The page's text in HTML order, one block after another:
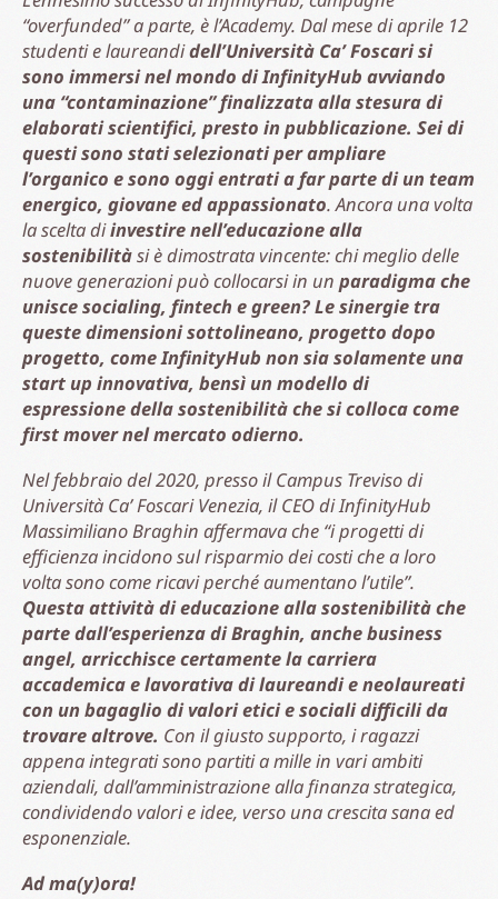
“overfunded” a parte, è l’Academy. Dal mese di aprile 12
studenti e laureandidell’Università Ca’ Foscari si
sono immersi nel mondo di InfinityHub avviando
una “contaminazione” finalizzata alla stesura di
elaborati scientifici, presto in pubblicazione. Sei di
questi sono stati selezionati per ampliare
l’organico e sono oggi entrati a far parte di un team
energico, giovane ed appassionato. Ancora una volta
la scelta diinvestire nell’educazione alla
sostenibilitàsi è dimostrata vincente: chi meglio delle
nuove generazioni può collocarsi in un paradigma che
unisce socialing, fintech e green? Le sinergie tra
queste dimensioni sottolineano, progetto dopo
progetto, come InfinityHub non sia solamente una
start up innovativa, bensì un modello di
espressione della sostenibilità che si colloca come
first mover nel mercato odierno.
Nel febbraio del 2020, presso il Campus Treviso di
Università Ca’ Foscari Venezia, il CEO di InfinityHub
Massimiliano Braghin affermava che “i progetti di
efficienza incidono sul risparmio dei costi che a loro
volta sono come ricavi perché aumentano l’utile”.
Questa attività di educazione alla sostenibilità che
parte dall’esperienza di Braghin, anche business
angel, arricchisce certamente la carriera
accademica e lavorativa di laureandi e neolaureati
con un bagaglio di valori etici e sociali difficili da
trovare altrove. Con il giusto supporto, i ragazzi
appena integrati sono partiti a mille in vari ambiti
aziendali, dall’amministrazione alla finanza strategica,
condividendo valori e idee, verso una crescita sana ed
esponenziale.
Ad ma(y)ora!